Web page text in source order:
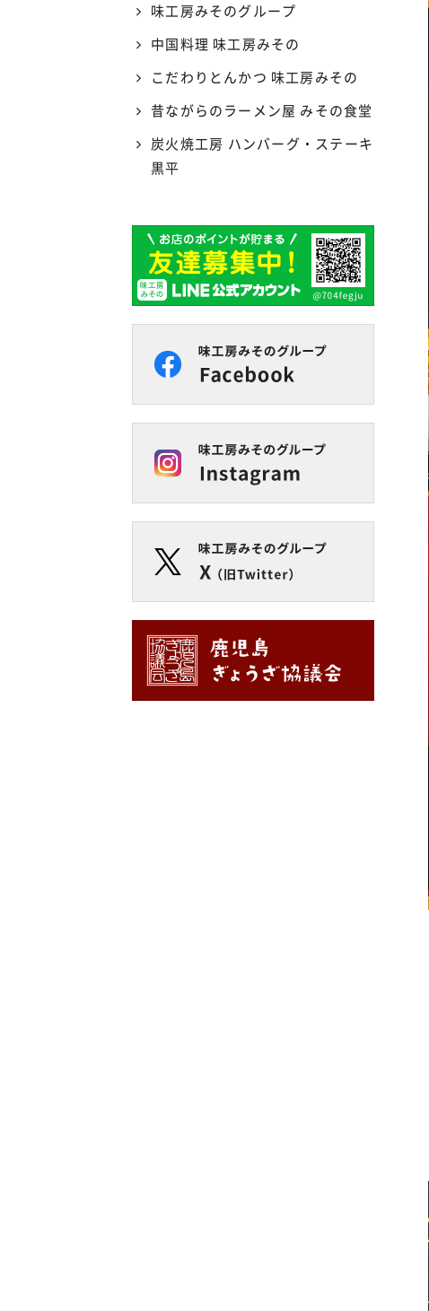
味工房みそのグループ
中国料理 味工房みその
こだわりとんかつ 味工房みその
昔ながらのラーメン屋 みその食堂
炭火焼工房 ハンバーグ・ステーキ
黒平